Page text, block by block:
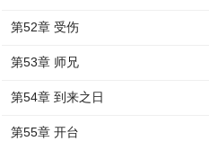
第52章 受伤
第53章 师兄
第54章 到来之日
第55章 开台